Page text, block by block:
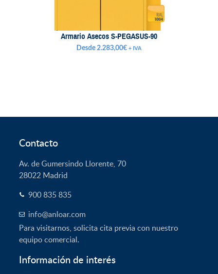
Armario Asecos S-PEGASUS-90
Desde 2.283,00€ + IVA
Contacto
Av. de Gumersindo Llorente, 70
28022 Madrid
900 835 835
info@anloar.com
Para visitarnos, solicita cita previa con nuestro
equipo comercial.
Información de interés